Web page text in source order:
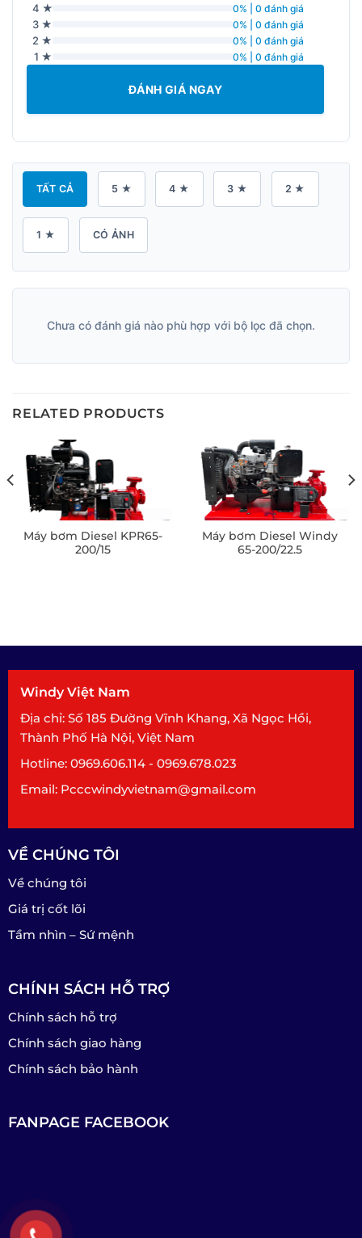
4 ★ 0% | 0 đánh giá
3 ★ 0% | 0 đánh giá
2 ★ 0% | 0 đánh giá
1 ★ 0% | 0 đánh giá
ĐÁNH GIÁ NGAY
TẤT CẢ 5 ★ 4 ★ 3 ★ 2 ★
1 ★ CÓ ẢNH
Chưa có đánh giá nào phù hợp với bộ lọc đã chọn.
RELATED PRODUCTS
Máy bơm Diesel KPR65-
200/15
Máy bơm Diesel Windy
65-200/22.5
Windy Việt Nam
Địa chỉ: Số 185 Đường Vĩnh Khang, Xã Ngọc Hồi,
Thành Phố Hà Nội, Việt Nam
Hotline: 0969.606.114 - 0969.678.023
Email: Pcccwindyvietnam@gmail.com
VỀ CHÚNG TÔI
Về chúng tôi
Giá trị cốt lõi
Tầm nhìn – Sứ mệnh
CHÍNH SÁCH HỖ TRỢ
Chính sách hỗ trợ
Chính sách giao hàng
Chính sách bảo hành
FANPAGE FACEBOOK